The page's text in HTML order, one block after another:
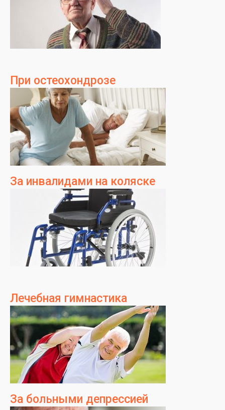
При остеохондрозе
За инвалидами на коляске
Лечебная гимнастика
За больными депрессией